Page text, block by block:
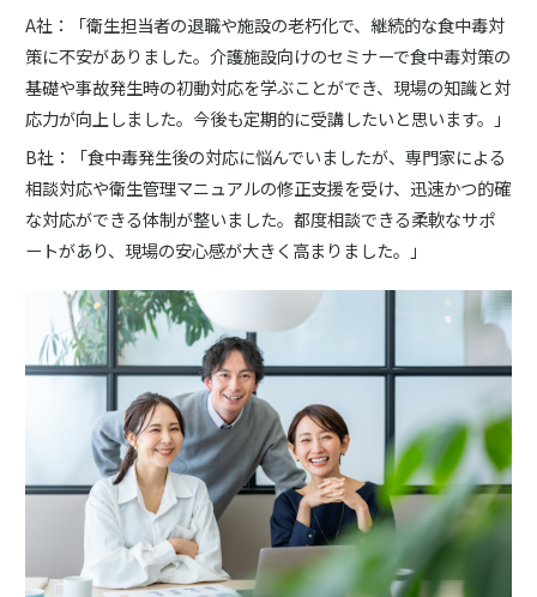
A社：「衛生担当者の退職や施設の老朽化で、継続的な食中毒対
策に不安がありました。介護施設向けのセミナーで食中毒対策の
基礎や事故発生時の初動対応を学ぶことができ、現場の知識と対
応力が向上しました。今後も定期的に受講したいと思います。」
B社：「食中毒発生後の対応に悩んでいましたが、専門家による
相談対応や衛生管理マニュアルの修正支援を受け、迅速かつ的確
な対応ができる体制が整いました。都度相談できる柔軟なサポ
ートがあり、現場の安心感が大きく高まりました。」